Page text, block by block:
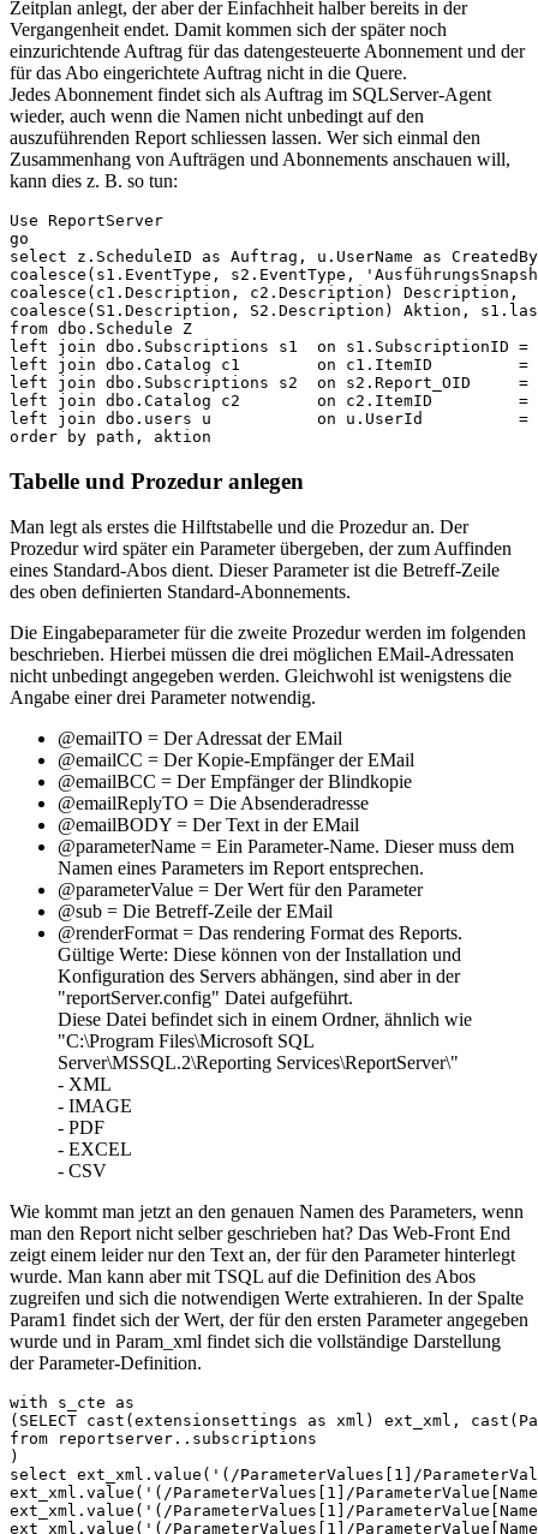
Zeitplan anlegt, der aber der Einfachheit halber bereits in der
Vergangenheit endet. Damit kommen sich der später noch
einzurichtende Auftrag für das datengesteuerte Abonnement und der
für das Abo eingerichtete Auftrag nicht in die Quere.
Jedes Abonnement findet sich als Auftrag im SQLServer-Agent
wieder, auch wenn die Namen nicht unbedingt auf den
auszuführenden Report schliessen lassen. Wer sich einmal den
Zusammenhang von Aufträgen und Abonnements anschauen will,
kann dies z. B. so tun:
Use ReportServer
go
select z.ScheduleID as Auftrag, u.UserName as
coalesce(s1.EventType, s2.EventType,
coalesce(c1.Description, c2.Description) Description,
coalesce(S1.Description, S2.Description) Aktion,
from dbo.Schedule Z
left join dbo.Subscriptions s1  on s1.SubscriptionID =
left join dbo.Catalog c1        on c1.ItemID         =
left join dbo.Subscriptions s2  on s2.Report_OID
left join dbo.Catalog c2        on c2.ItemID         =
left join dbo.users u           on u.UserId          =
order by path, aktion
Tabelle und Prozedur anlegen
Man legt als erstes die Hilftstabelle und die Prozedur an. Der
Prozedur wird später ein Parameter übergeben, der zum Auffinden
eines Standard-Abos dient. Dieser Parameter ist die Betreff-Zeile
des oben definierten Standard-Abonnements.
Die Eingabeparameter für die zweite Prozedur werden im folgenden
beschrieben. Hierbei müssen die drei möglichen EMail-Adressaten
nicht unbedingt angegeben werden. Gleichwohl ist wenigstens die
Angabe einer drei Parameter notwendig.
@emailTO = Der Adressat der EMail
@emailCC = Der Kopie-Empfänger der EMail
@emailBCC = Der Empfänger der Blindkopie
@emailReplyTO = Die Absenderadresse
@emailBODY = Der Text in der EMail
@parameterName = Ein Parameter-Name. Dieser muss dem
Namen eines Parameters im Report entsprechen.
@parameterValue = Der Wert für den Parameter
@sub = Die Betreff-Zeile der EMail
@renderFormat = Das rendering Format des Reports.
Gültige Werte: Diese können von der Installation und
Konfiguration des Servers abhängen, sind aber in der
"reportServer.config" Datei aufgeführt.
Diese Datei befindet sich in einem Ordner, ähnlich wie
"C:\Program Files\Microsoft SQL
Server\MSSQL.2\Reporting Services\ReportServer\"
- XML
- IMAGE
- PDF
- EXCEL
- CSV
Wie kommt man jetzt an den genauen Namen des Parameters, wenn
man den Report nicht selber geschrieben hat? Das Web-Front End
zeigt einem leider nur den Text an, der für den Parameter hinterlegt
wurde. Man kann aber mit TSQL auf die Definition des Abos
zugreifen und sich die notwendigen Werte extrahieren. In der Spalte
Param1 findet sich der Wert, der für den ersten Parameter angegeben
wurde und in Param_xml findet sich die vollständige Darstellung
der Parameter-Definition.
with s_cte as
(SELECT cast(extensionsettings as xml) ext_xml,
from reportserver..subscriptions
)
select ext_xml.value('(/ParameterValues[1]/
ext_xml.value('(/ParameterValues[1]/
ext_xml.value('(/ParameterValues[1]/
ext_xml.value('(/ParameterValues[1]/